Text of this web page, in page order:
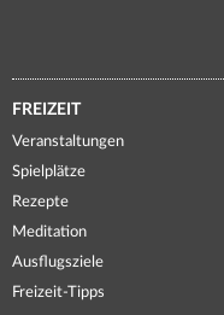
FREIZEIT
Veranstaltungen
Spielplätze
Rezepte
Meditation
Ausflugsziele
Freizeit-Tipps